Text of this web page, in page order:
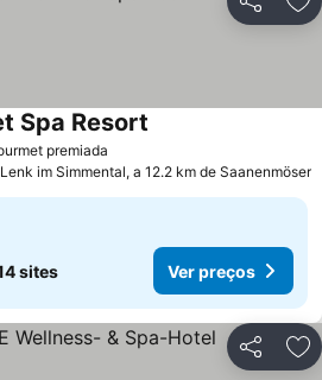
Partilhar
premiada
Spa Resort
Lenk im Simmental, a 12.2 km de Saanenmöser
sites Ver preços
Partilhar